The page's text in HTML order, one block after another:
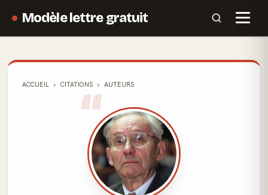
Modèle lettre gratuit
ACCUEIL CITATIONS AUTEURS